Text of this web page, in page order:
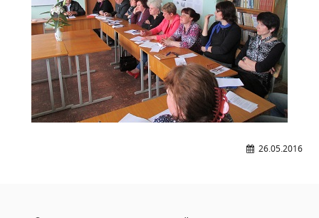
Безопасность на железной дороге
ГТО
Дополнительное образование
Информационная безопасность
Информация для детей-сирот
Памятные даты военной истории
Работа педагога-психолога
26.05.2016